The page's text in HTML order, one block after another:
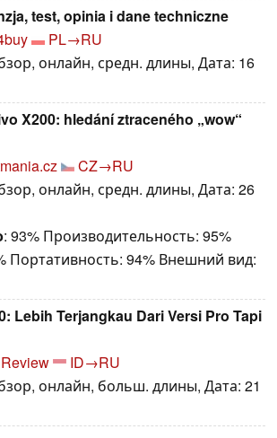
test, opinia i dane techniczne
PL→RU
онлайн, средн. длины, Дата: 16
X200: hledání ztraceného „wow“
CZ→RU
онлайн, средн. длины, Дата: 26
: 93% Производительность: 95%
Портативность: 94% Внешний вид:
Lebih Terjangkau Dari Versi Pro Tapi
ID→RU
онлайн, больш. длины, Дата: 21